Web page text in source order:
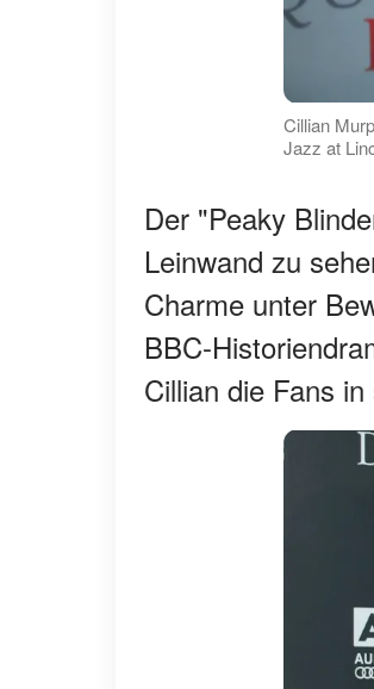
Cillian
Jazz at
Der "Peaky
Leinwand zu
Charme unter
BBC-
Cillian die Fans